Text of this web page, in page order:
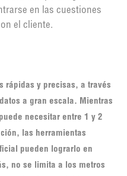
en las cuestiones
el cliente.
rápidas y precisas, a través
a gran escala. Mientras
necesitar entre 1 y 2
las herramientas
pueden lograrlo en
no se limita a los metros